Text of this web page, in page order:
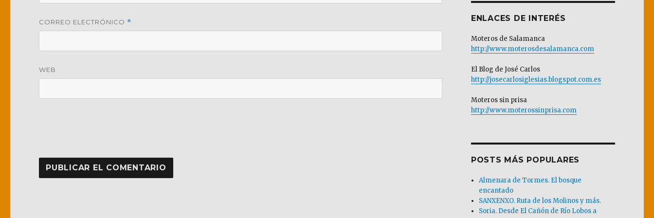
CORREO ELECTRÓNICO *
WEB
ENLACES DE INTERÉS
Moteros de Salamanca
http://www.moterosdesalamanca.com
El Blog de José Carlos
http://josecarlosiglesias.blogspot.com.es
Moteros sin prisa
http://www.moterossinprisa.com
POSTS MÁS POPULARES
Almenara de Tormes. El bosque
encantado
SANXENXO. Ruta de los Molinos y más.
Soria. Desde El Cañón de Río Lobos a